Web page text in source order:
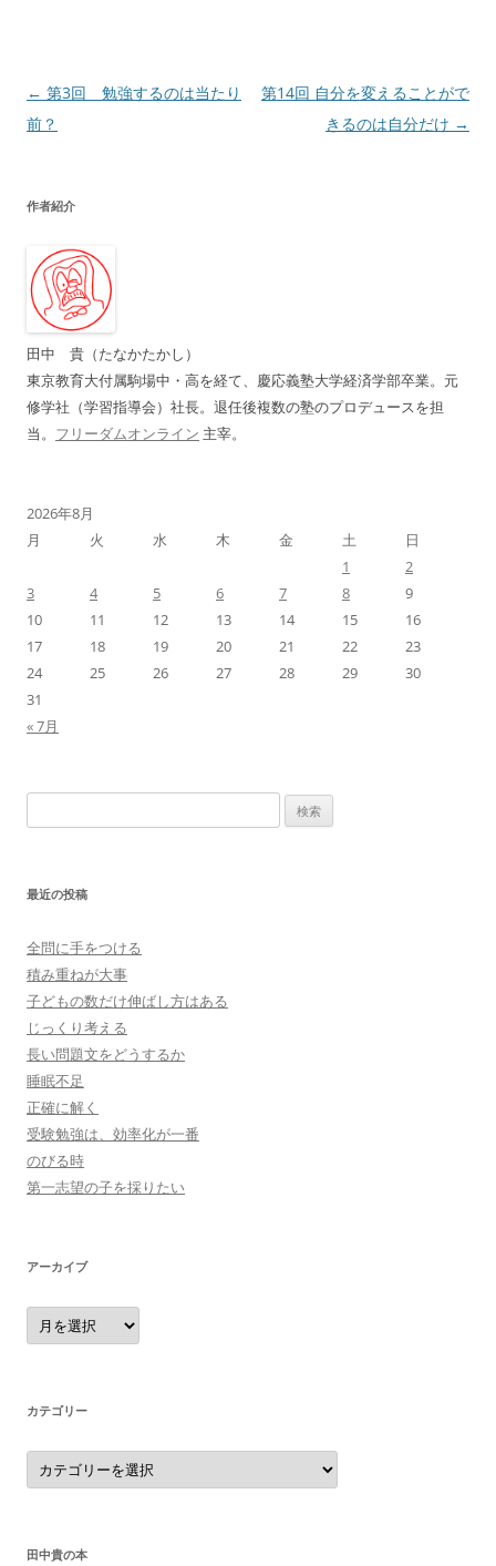
投
稿
ゲ
シ
ョ
ン
← 第3回 勉強するのは当たり
前？
第14回 自分を変えることがで
きるのは自分だけ →
作者紹介
田中 貴（たなかたかし）
東京教育大付属駒場中・高を経て、慶応義塾大学経済学部卒業。元
修学社（学習指導会）社長。退任後複数の塾のプロデュースを担
当。 フリーダムオンライン 主宰。
2026年8月
月
火 水 木 金 土
日
1
2
3
4 5 6 7 8
9
10
11 12 13 14 15
16
17
18 19 20 21 22
23
24
25 26 27 28 29
30
31
« 7月
索:
最近の投稿
全問に手をつける
積み重ねが大事
子どもの数だけ伸ばし方はある
じっくり考える
長い問題文をどうするか
睡眠不足
正確に解く
受験勉強は、効率化が一番
のびる時
第一志望の子を採りたい
アーカイブ
ア
ー
カ
カテゴリー
カ
テ
ゴ
田中貴の本